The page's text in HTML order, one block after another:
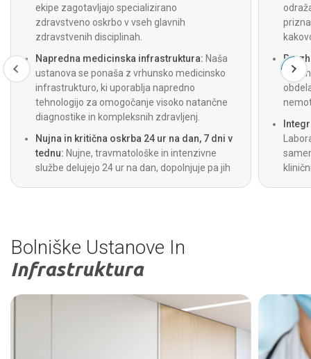
ekipe zagotavljajo specializirano
zdravstveno oskrbo v vseh glavnih
zdravstvenih disciplinah.
Napredna medicinska infrastruktura: Naša
ustanova se ponaša z vrhunsko medicinsko
infrastrukturo, ki uporablja napredno
tehnologijo za omogočanje visoko natančne
diagnostike in kompleksnih zdravljenj.
Nujna in kritična oskrba 24 ur na dan, 7 dni v
tednu: Nujne, travmatološke in intenzivne
službe delujejo 24 ur na dan, dopolnjuje pa jih
Bolniške Ustanove In
Infrastruktura